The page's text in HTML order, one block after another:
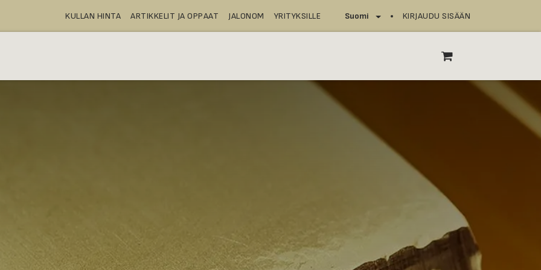
KULLAN HINTA ARTIKKELIT JA OPPAAT JALONOM YRITYKSILLE Suomi KIRJAUDU SISÄÄN